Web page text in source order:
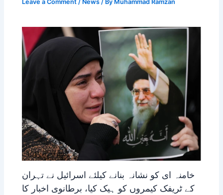
Leave a Comment / News / By Muhammad Ramzan
خامنہ ای کو نشانہ بنانے کیلئے اسرائیل نے تہران
کے ٹریفک کیمروں کو ہیک کیا، برطانوی اخبار کا